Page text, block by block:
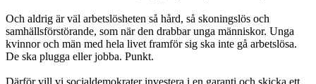
Och aldrig är väl arbetslösheten så hård, så skoningslös och
samhällsförstörande, som när den drabbar unga människor. Unga
kvinnor och män med hela livet framför sig ska inte gå arbetslösa.
De ska plugga eller jobba. Punkt.
Därför vill vi socialdemokrater investera i en garanti och skicka ett